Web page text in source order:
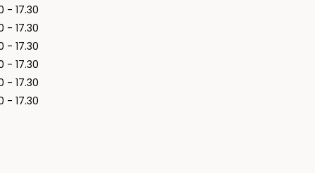
- 17.30
- 17.30
- 17.30
- 17.30
- 17.30
- 17.30